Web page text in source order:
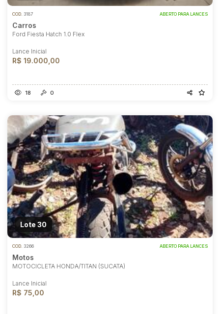
COD. 3187 ABERTO PARA LANCES
Carros
Ford Fiesta Hatch 1.0 Flex
Lance Inicial
R$ 19.000,00
18 0
Lote 30
COD. 3266 ABERTO PARA LANCES
Motos
MOTOCICLETA HONDA/TITAN (SUCATA)
Lance Inicial
R$ 75,00